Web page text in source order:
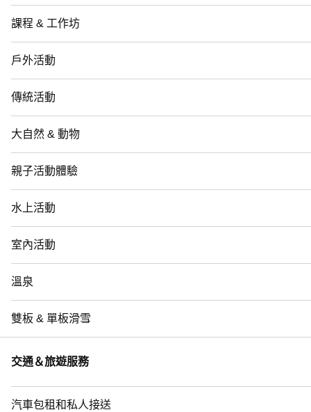
課程 & 工作坊
戶外活動
傳統活動
大自然 & 動物
親子活動體驗
水上活動
室內活動
溫泉
雙板 & 單板滑雪
交通＆旅遊服務
汽車包租和私人接送